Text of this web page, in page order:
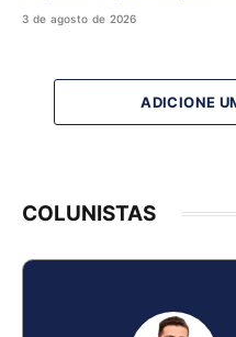
3 de agosto de 2026
ADICIONE
COLUNISTAS